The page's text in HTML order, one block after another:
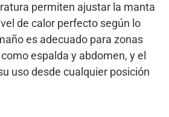
permiten ajustar la manta
de calor perfecto según lo
es adecuado para zonas
espalda y abdomen, y el
uso desde cualquier posición